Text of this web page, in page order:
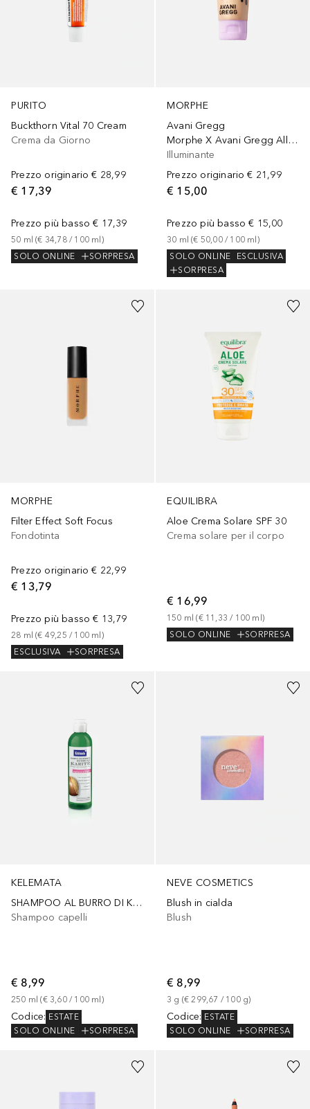
PURITO
Buckthorn Vital 70 Cream
Crema da Giorno
Prezzo originario € 28,99
€ 17,39
Prezzo più basso € 17,39
50 ml (€ 34,78 / 100 ml)
SOLO ONLINE
SORPRESA
MORPHE
Avani Gregg
Morphe X Avani Gregg All Light Face & Body Illuminator
Illuminante
Prezzo originario € 21,99
€ 15,00
Prezzo più basso € 15,00
30 ml (€ 50,00 / 100 ml )
SOLO ONLINE
ESCLUSIVA
SORPRESA
MORPHE
Filter Effect Soft Focus
Fondotinta
Prezzo originario € 22,99
€ 13,79
Prezzo più basso € 13,79
28 ml (€ 49,25 / 100 ml )
ESCLUSIVA
SORPRESA
EQUILIBRA
Aloe Crema Solare SPF 30
Crema solare per il corpo
€ 16,99
150 ml (€ 11,33 / 100 ml)
SOLO ONLINE
SORPRESA
KELEMATA
SHAMPOO AL BURRO DI KARITE'
Shampoo capelli
€ 8,99
250 ml (€ 3,60 / 100 ml )
Codice: ESTATE
SOLO ONLINE
SORPRESA
NEVE COSMETICS
Blush in cialda
Blush
€ 8,99
3 g (€ 299,67 / 100 g)
Codice: ESTATE
SOLO ONLINE
SORPRESA